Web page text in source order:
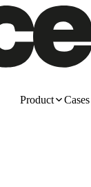
Product Cases